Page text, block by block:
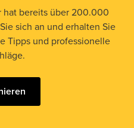
hat bereits über 200.000
sich an und erhalten Sie
Tipps und professionelle